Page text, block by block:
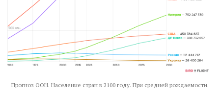
Прогноз ООН. Население стран в 2100 году. При средней рождаемости.